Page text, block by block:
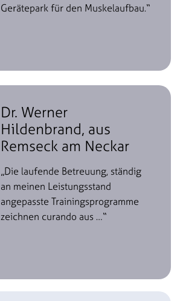
Gerätepark für den Muskelaufbau.“
Dr. Werner
Hildenbrand, aus
Remseck am Neckar
„Die laufende Betreuung, ständig
an meinen Leistungsstand
angepasste Trainingsprogramme
zeichnen curando aus …“